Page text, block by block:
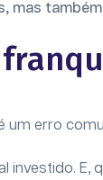
mas também
um erro
E,